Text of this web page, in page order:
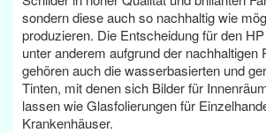
sondern diese auch so nachhaltig wie
produzieren. Die Entscheidung für den
unter anderem aufgrund der nachhaltigen
gehören auch die wasserbasierten und
Tinten, mit denen sich Bilder für
lassen wie Glasfolierungen für
Krankenhäuser.